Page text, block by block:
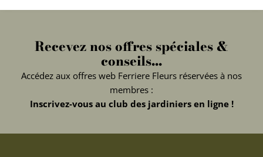
Recevez nos offres spéciales &
conseils...
Accédez aux offres web Ferriere Fleurs réservées à nos
membres :
Inscrivez-vous au club des jardiniers en ligne !